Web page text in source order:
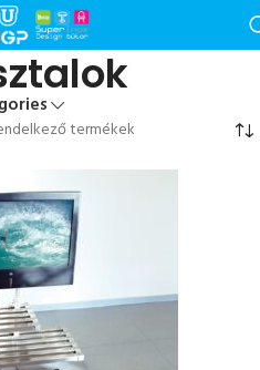
termékek